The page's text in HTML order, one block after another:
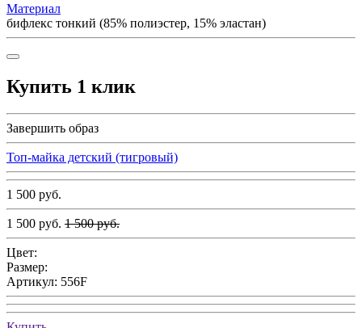
Материал
бифлекс тонкий (85% полиэстер, 15% эластан)
Купить 1 клик
Завершить образ
Топ-майка детский (тигровый)
1 500 руб.
1 500 руб. 1 500 руб.
Цвет:
Размер:
Артикул: 556F